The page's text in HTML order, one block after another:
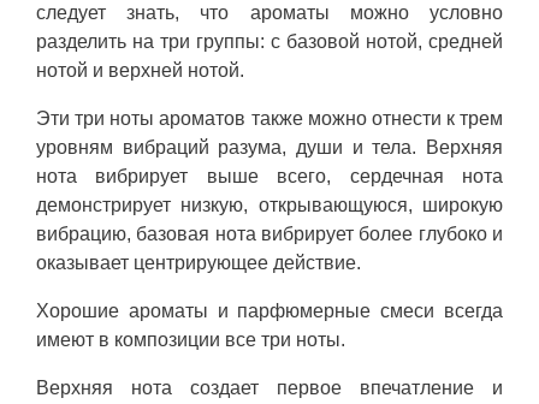
следует знать, что ароматы можно условно
разделить на три группы: с базовой нотой, средней
нотой и верхней нотой.
Эти три ноты ароматов также можно отнести к трем
уровням вибраций разума, души и тела. Верхняя
нота вибрирует выше всего, сердечная нота
демонстрирует низкую, открывающуюся, широкую
вибрацию, базовая нота вибрирует более глубоко и
оказывает центрирующее действие.
Хорошие ароматы и парфюмерные смеси всегда
имеют в композиции все три ноты.
Верхняя нота создает первое впечатление и